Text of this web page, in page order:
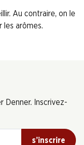
Au contraire, on le
les arômes.
Denner. Inscrivez-
s’inscrire